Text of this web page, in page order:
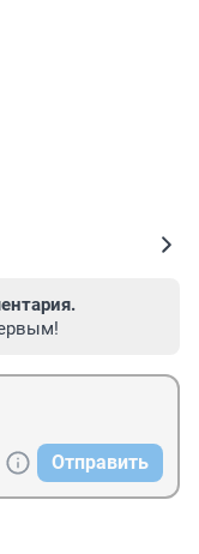
Отправить